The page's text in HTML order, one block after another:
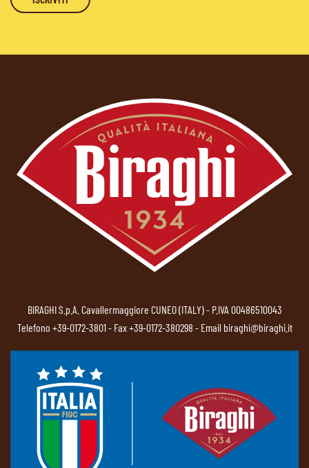
BIRAGHI S.p.A. Cavallermaggiore CUNEO (ITALY) - P.IVA 00486510043
Telefono +39-0172-3801- Fax +39-0172-380298 - Email biraghi@biraghi.it